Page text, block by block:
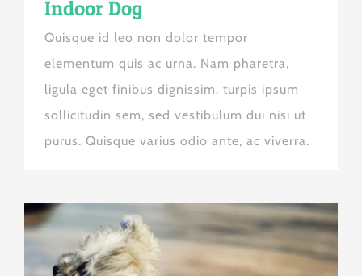
Indoor Dog
Quisque id leo non dolor tempor
elementum quis ac urna. Nam pharetra,
ligula eget finibus dignissim, turpis ipsum
sollicitudin sem, sed vestibulum dui nisi ut
purus. Quisque varius odio ante, ac viverra.